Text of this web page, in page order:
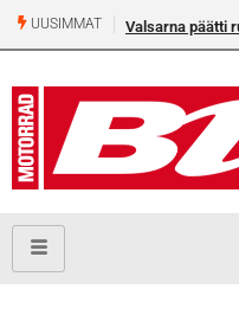
UUSIMMAT Valsarna päätti